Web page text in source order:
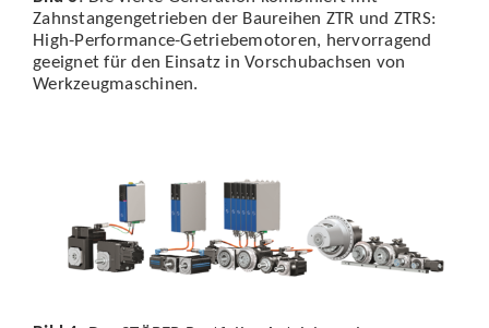
Zahnstangengetrieben der Baureihen ZTR und ZTRS:
High-Performance-Getriebemotoren, hervorragend
geeignet für den Einsatz in Vorschubachsen von
Werkzeugmaschinen.